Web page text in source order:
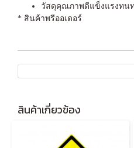
วัสดุคุณภาพดีแข็งแรงทน
* สินค้าพรีออเดอร์
สินค้าเกี่ยวข้อง